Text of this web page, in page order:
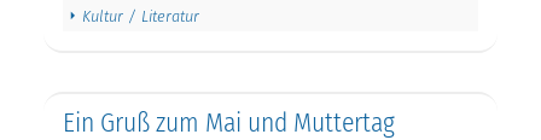
Kultur / Literatur
Ein Gruß zum Mai und Muttertag